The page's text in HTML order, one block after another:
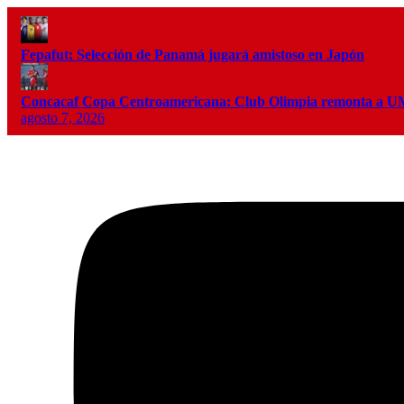
Fepafut: Selección de Panamá jugará amistoso en Japón
Concacaf Copa Centroamericana: Club Olimpia remonta a
agosto 7, 2026